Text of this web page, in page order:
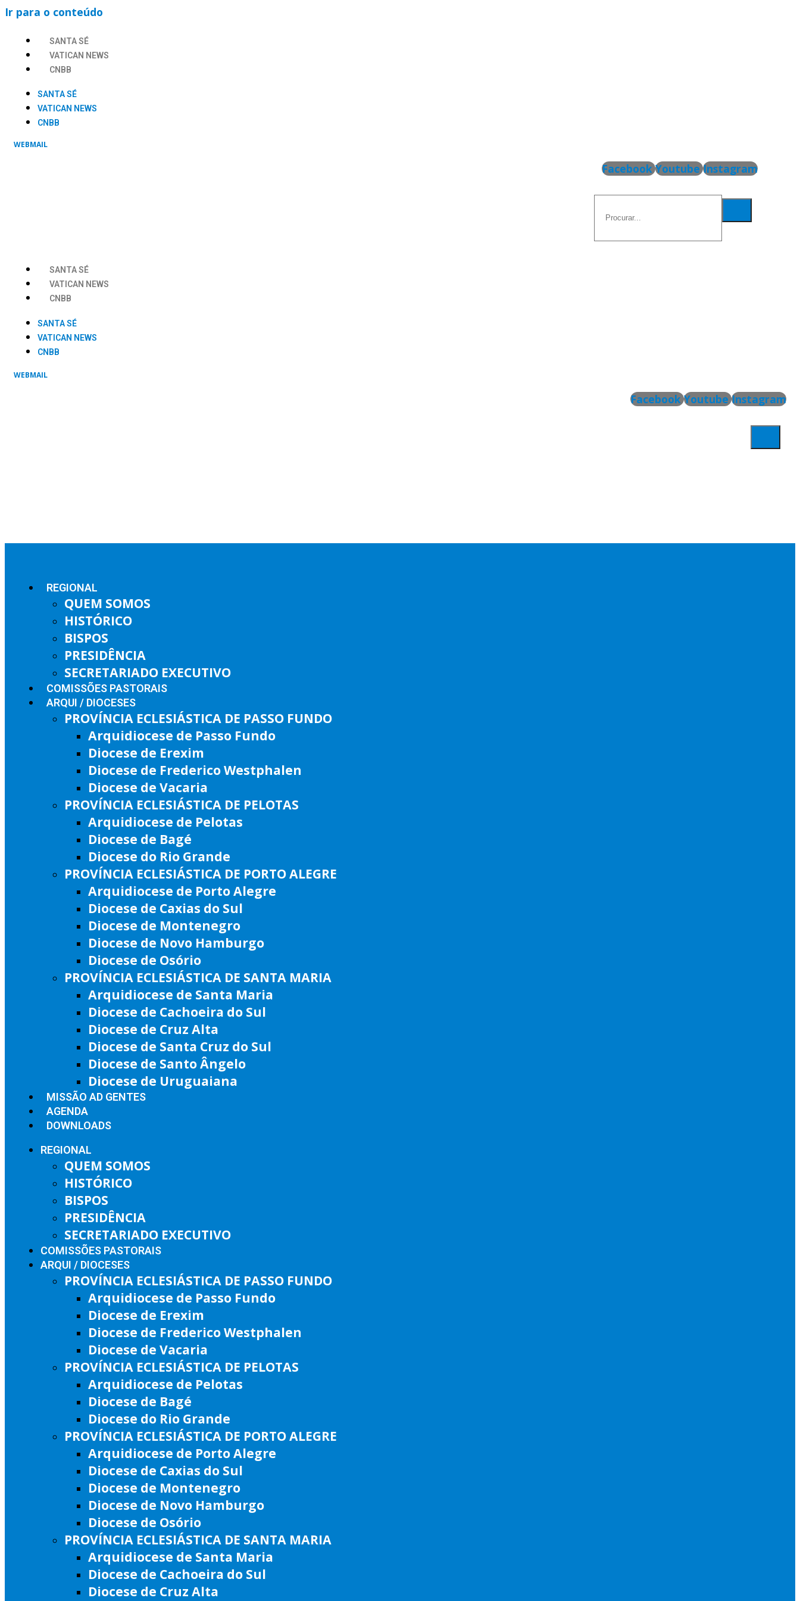
Ir para o conteúdo
SANTA SÉ
VATICAN NEWS
CNBB
SANTA SÉ
VATICAN NEWS
CNBB
WEBMAIL
Facebook Youtube Instagram
SANTA SÉ
VATICAN NEWS
CNBB
SANTA SÉ
VATICAN NEWS
CNBB
WEBMAIL
Facebook Youtube Instagram
REGIONAL
QUEM SOMOS
HISTÓRICO
BISPOS
PRESIDÊNCIA
SECRETARIADO EXECUTIVO
COMISSÕES PASTORAIS
ARQUI / DIOCESES
PROVÍNCIA ECLESIÁSTICA DE PASSO FUNDO
Arquidiocese de Passo Fundo
Diocese de Erexim
Diocese de Frederico Westphalen
Diocese de Vacaria
PROVÍNCIA ECLESIÁSTICA DE PELOTAS
Arquidiocese de Pelotas
Diocese de Bagé
Diocese do Rio Grande
PROVÍNCIA ECLESIÁSTICA DE PORTO ALEGRE
Arquidiocese de Porto Alegre
Diocese de Caxias do Sul
Diocese de Montenegro
Diocese de Novo Hamburgo
Diocese de Osório
PROVÍNCIA ECLESIÁSTICA DE SANTA MARIA
Arquidiocese de Santa Maria
Diocese de Cachoeira do Sul
Diocese de Cruz Alta
Diocese de Santa Cruz do Sul
Diocese de Santo Ângelo
Diocese de Uruguaiana
MISSÃO AD GENTES
AGENDA
DOWNLOADS
REGIONAL
QUEM SOMOS
HISTÓRICO
BISPOS
PRESIDÊNCIA
SECRETARIADO EXECUTIVO
COMISSÕES PASTORAIS
ARQUI / DIOCESES
PROVÍNCIA ECLESIÁSTICA DE PASSO FUNDO
Arquidiocese de Passo Fundo
Diocese de Erexim
Diocese de Frederico Westphalen
Diocese de Vacaria
PROVÍNCIA ECLESIÁSTICA DE PELOTAS
Arquidiocese de Pelotas
Diocese de Bagé
Diocese do Rio Grande
PROVÍNCIA ECLESIÁSTICA DE PORTO ALEGRE
Arquidiocese de Porto Alegre
Diocese de Caxias do Sul
Diocese de Montenegro
Diocese de Novo Hamburgo
Diocese de Osório
PROVÍNCIA ECLESIÁSTICA DE SANTA MARIA
Arquidiocese de Santa Maria
Diocese de Cachoeira do Sul
Diocese de Cruz Alta